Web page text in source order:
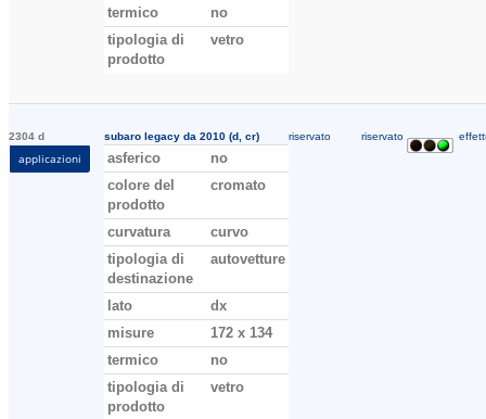
termico
no
tipologia di
prodotto
vetro
2304 d
applicazioni
subaro legacy da 2010 (d, cr)
asferico
no
colore del
prodotto
cromato
curvatura
curvo
tipologia di
destinazione
autovetture
lato
dx
misure
172 x 134
termico
no
tipologia di
prodotto
vetro
riservato riservato